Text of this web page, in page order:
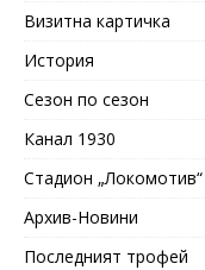
Визитна картичка
История
Сезон по сезон
Канал 1930
Стадион „Локомотив“
Архив-Новини
Последният трофей